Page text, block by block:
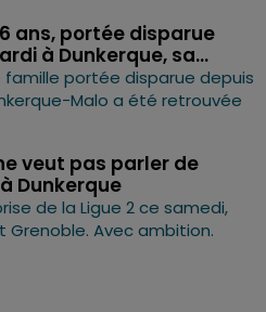
ans, portée disparue
à Dunkerque, sa...
famille portée disparue depuis
Malo a été retrouvée
veut pas parler de
Dunkerque
de la Ligue 2 ce samedi,
Grenoble. Avec ambition.